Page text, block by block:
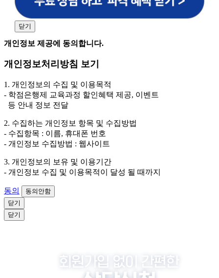
향에 맞는 최적의 서비스를 제공하기 위함.
어, 해커스일본어, 해커스잡, 해커스금융, 해커스임용, 해커스공무
원, 해커스경찰, 해커스소방, 해커스공인중개사, 해커스주택관리
사, 해커스편입 등)
3. 개인정보 보유/이용 기간: 법령상 정하는 경우를 제
외하고는 회원탈퇴 시까지 이용 및 보관합니다. 단, 비회
원이거나 상담 시로부터 3년 이내 탈퇴하는 자의 경우,
소비자 불만 또는 분쟁처리를 위해 3년간 보관합니다.
의 경우에는 상담 신청이 제한됩니다.
닫기
개인정보 제공에 동의합니다.
개인정보처리방침 보기
1. 개인정보의 수집 및 이용목적
- 학점은행제 교육과정 할인혜택 제공, 이벤트
등 안내 정보 전달
2. 수집하는 개인정보 항목 및 수집방법
- 수집항목 : 이름, 휴대폰 번호
- 개인정보 수집방법 : 웹사이트
3. 개인정보의 보유 및 이용기간
- 개인정보 수집 및 이용목적이 달성 될 때까지
동의
동의안함
닫기
닫기